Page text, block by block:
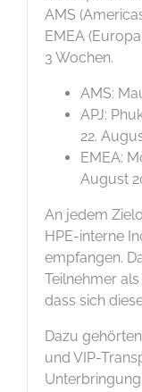
AMS
EMEA
3 Wochen.
AMS:
APJ:
22.
EMEA:
August
An jedem
HPE-interne
empfangen.
Teilnehmer
dass sich
Dazu
und VIP-